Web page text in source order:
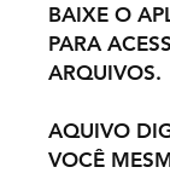
BAIXE O
PARA
ARQUIVOS.
AQUIVO
VOCÊ